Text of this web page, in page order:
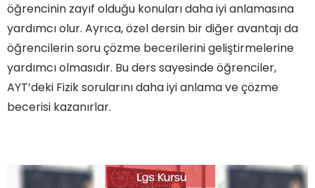
öğrencinin zayıf olduğu konuları daha iyi anlamasına
yardımcı olur. Ayrıca, özel dersin bir diğer avantajı da
öğrencilerin soru çözme becerilerini geliştirmelerine
yardımcı olmasıdır. Bu ders sayesinde öğrenciler,
AYT’deki Fizik sorularını daha iyi anlama ve çözme
becerisi kazanırlar.